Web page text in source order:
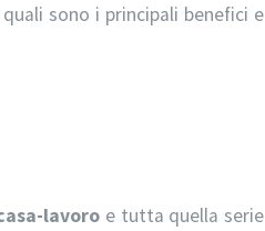
sono i principali benefici e
lavoro e tutta quella serie